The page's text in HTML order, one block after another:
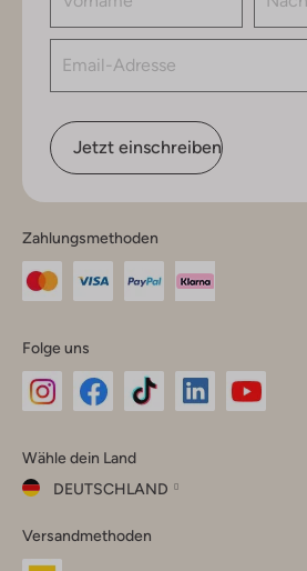
Jetzt einschreiben
Zahlungsmethoden
Folge uns
Instagram
Facebook
TikTok
Wähle dein Land
DEUTSCHLAND
dein
Land
Versandmethoden